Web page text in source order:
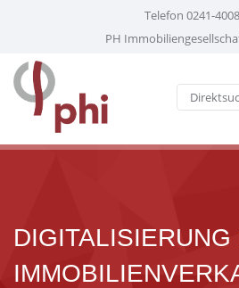
Telefon 0241-
PH
DIGITALISIERUNG